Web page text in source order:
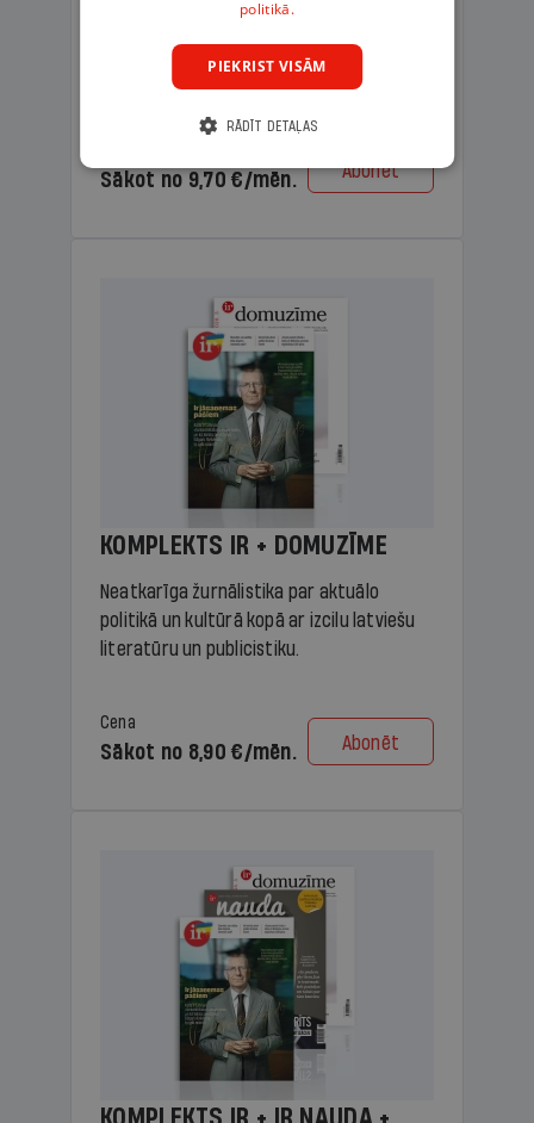
Ģimenes komplekts – aizraujošs
lasāmžurnāls bērniem un analītiska
lasāmviela vecākiem.
Sākot no 9,70 €/mēn. Abonēt
KOMPLEKTS IR + DOMUZĪME
Neatkarīga žurnālistika par aktuālo
politikā un kultūrā kopā ar izcilu latviešu
literatūru un publicistiku.
Cena
Sākot no 8,90 €/mēn. Abonēt
politikā.
PIEKRIST VISĀM
RĀDĪT DETAĻAS